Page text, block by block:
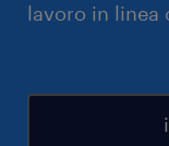
lavoro in linea